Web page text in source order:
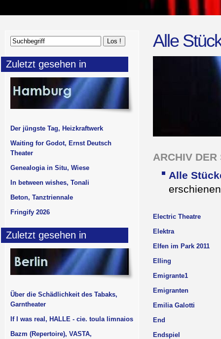
Alle
ARCHIV
Alle
Electric Theatre
Elektra
Elfen im Park 2011
Elling
Emigrante1
Emigranten
Emilia Galotti
End
Endspiel
Zuletzt gesehen in
Der jüngste Tag, Heizkraftwerk
Waiting for Godot, Ernst Deutsch
Theater
Genealogia in Situ, Wiese
In between wishes, Tonali
Beton, Tanztriennale
Fringify 2026
Zuletzt gesehen in
Über die Schädlichkeit des Tabaks,
Garntheater
If I was real, HALLE - cie. toula limnaios
Bazm (Repertoire), VASTA,